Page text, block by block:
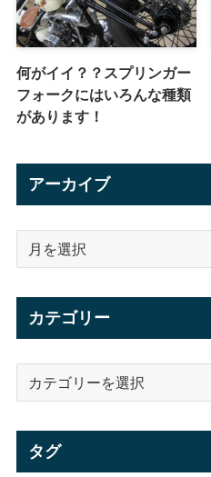
何がイイ？？スプリンガー
フォークにはいろんな種類
があります！
アーカイブ
カテゴリー
タグ